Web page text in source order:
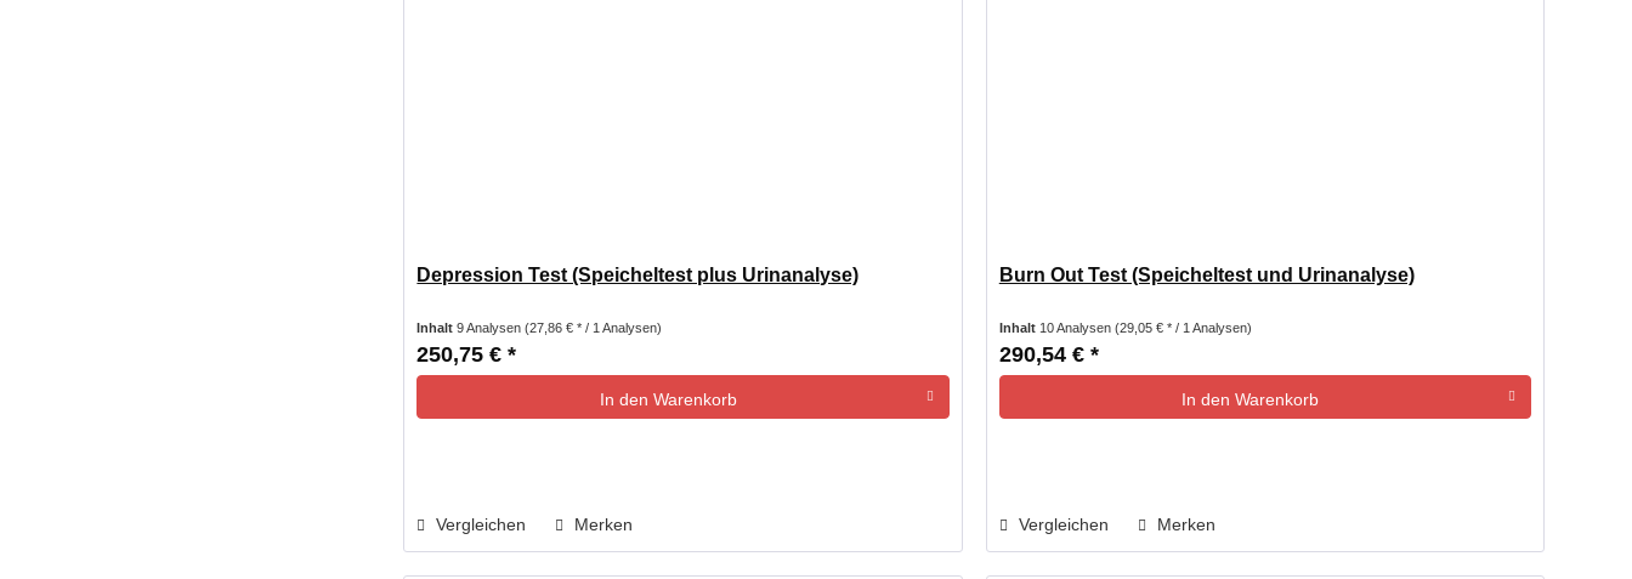
Depression Test (Speicheltest plus Urinanalyse)
Inhalt9 Analysen(27,86 € * / 1 Analysen)
250,75 € *
In den Warenkorb
Vergleichen Merken
Burn Out Test (Speicheltest und Urinanalyse)
Inhalt 10 Analysen (29,05 € * / 1 Analysen)
290,54 € *
In den Warenkorb
Vergleichen Merken